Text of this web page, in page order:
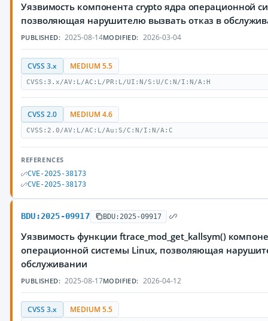
Уязвимость компонента crypto ядра операционной
позволяющая нарушителю вызвать отказ в
PUBLISHED: 2025-08-14MODIFIED: 2026-03-04
CVSS 3.x MEDIUM 5.5
CVSS:3.x/AV:L/AC:L/PR:L/UI:N/S:U/C:N/I:N/A:H
CVSS 2.0 MEDIUM 4.6
CVSS:2.0/AV:L/AC:L/Au:S/C:N/I:N/A:C
REFERENCES
CVE-2025-38173
CVE-2025-38173
BDU:2025-09917 BDU:2025-09917
Уязвимость функции ftrace_mod_get_kallsym()
операционной системы Linux, позволяющая
обслуживании
PUBLISHED: 2025-08-17MODIFIED: 2026-04-12
CVSS 3.x MEDIUM 5.5